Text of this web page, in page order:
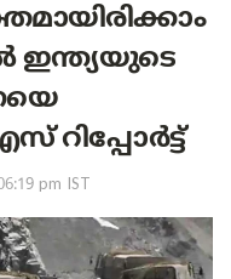
ഇന്ത്യയുടെ
റിപ്പോർട്ട്
pm IST